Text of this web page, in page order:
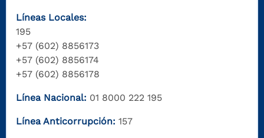
Líneas Locales:
195
+57 (602) 8856173
+57 (602) 8856174
+57 (602) 8856178
Línea Nacional: 01 8000 222 195
Línea Anticorrupción: 157